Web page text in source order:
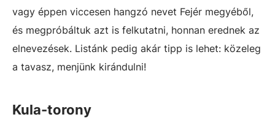
vagy éppen viccesen hangzó nevet Fejér megyéből,
és megpróbáltuk azt is felkutatni, honnan erednek az
elnevezések. Listánk pedig akár tipp is lehet: közeleg
a tavasz, menjünk kirándulni!
Kula-torony